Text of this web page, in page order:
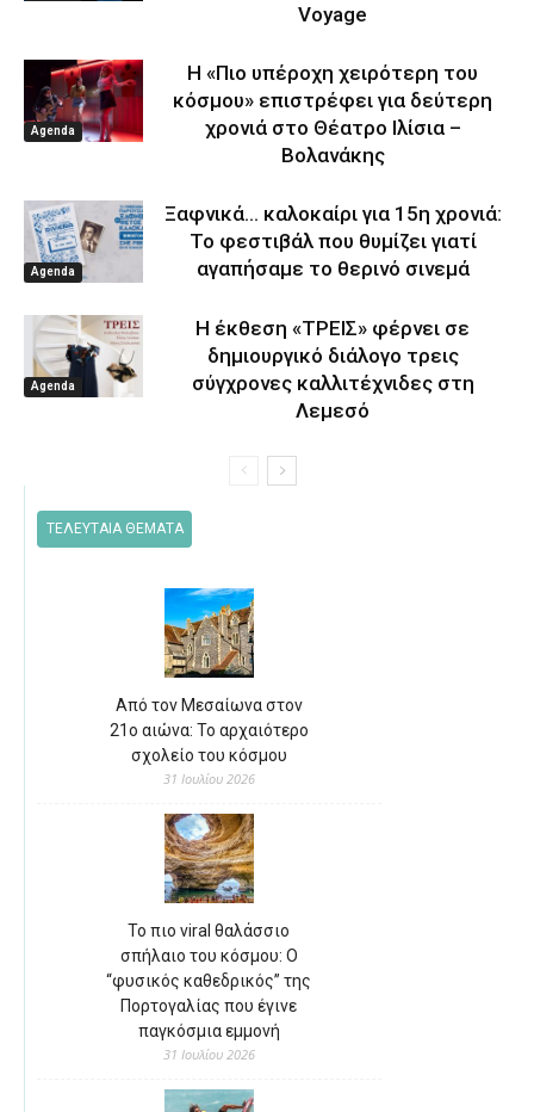
Voyage
Agenda
Η «Πιο υπέροχη χειρότερη του
κόσμου» επιστρέφει για δεύτερη
χρονιά στο Θέατρο Ιλίσια –
Βολανάκης
Agenda
Ξαφνικά… καλοκαίρι για 15η χρονιά:
Το φεστιβάλ που θυμίζει γιατί
αγαπήσαμε το θερινό σινεμά
Agenda
Η έκθεση «ΤΡΕΙΣ» φέρνει σε
δημιουργικό διάλογο τρεις
σύγχρονες καλλιτέχνιδες στη
Λεμεσό
ΤΕΛΕΥΤΑΙΑ ΘΕΜΑΤΑ
Από τον Μεσαίωνα στον
21ο αιώνα: Το αρχαιότερο
σχολείο του κόσμου
31 Ιουλίου 2026
Το πιο viral θαλάσσιο
σπήλαιο του κόσμου: Ο
“φυσικός καθεδρικός” της
Πορτογαλίας που έγινε
παγκόσμια εμμονή
31 Ιουλίου 2026